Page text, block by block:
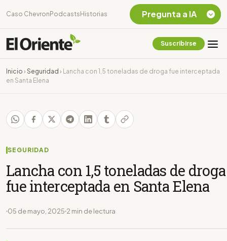
Caso Chevron Podcasts Historias
Suscribirse
Inicio › Seguridad ›
Lancha con 1,5 toneladas de droga fue interceptada
en Santa Elena
SEGURIDAD
Lancha con 1,5 toneladas de droga
fue interceptada en Santa Elena
05 de mayo, 2025 2 min de lectura
Pregunta a IA
Chevron Ecuador